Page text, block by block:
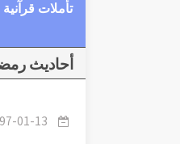
تأملات قرآنية - الدرس : 09 - من
أحاديث
01-13